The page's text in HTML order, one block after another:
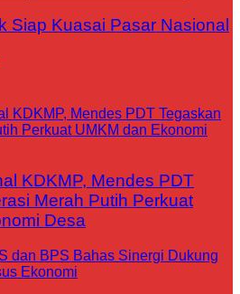
Siap Kuasai Pasar Nasional
KDKMP, Mendes PDT
Merah Putih Perkuat
Desa